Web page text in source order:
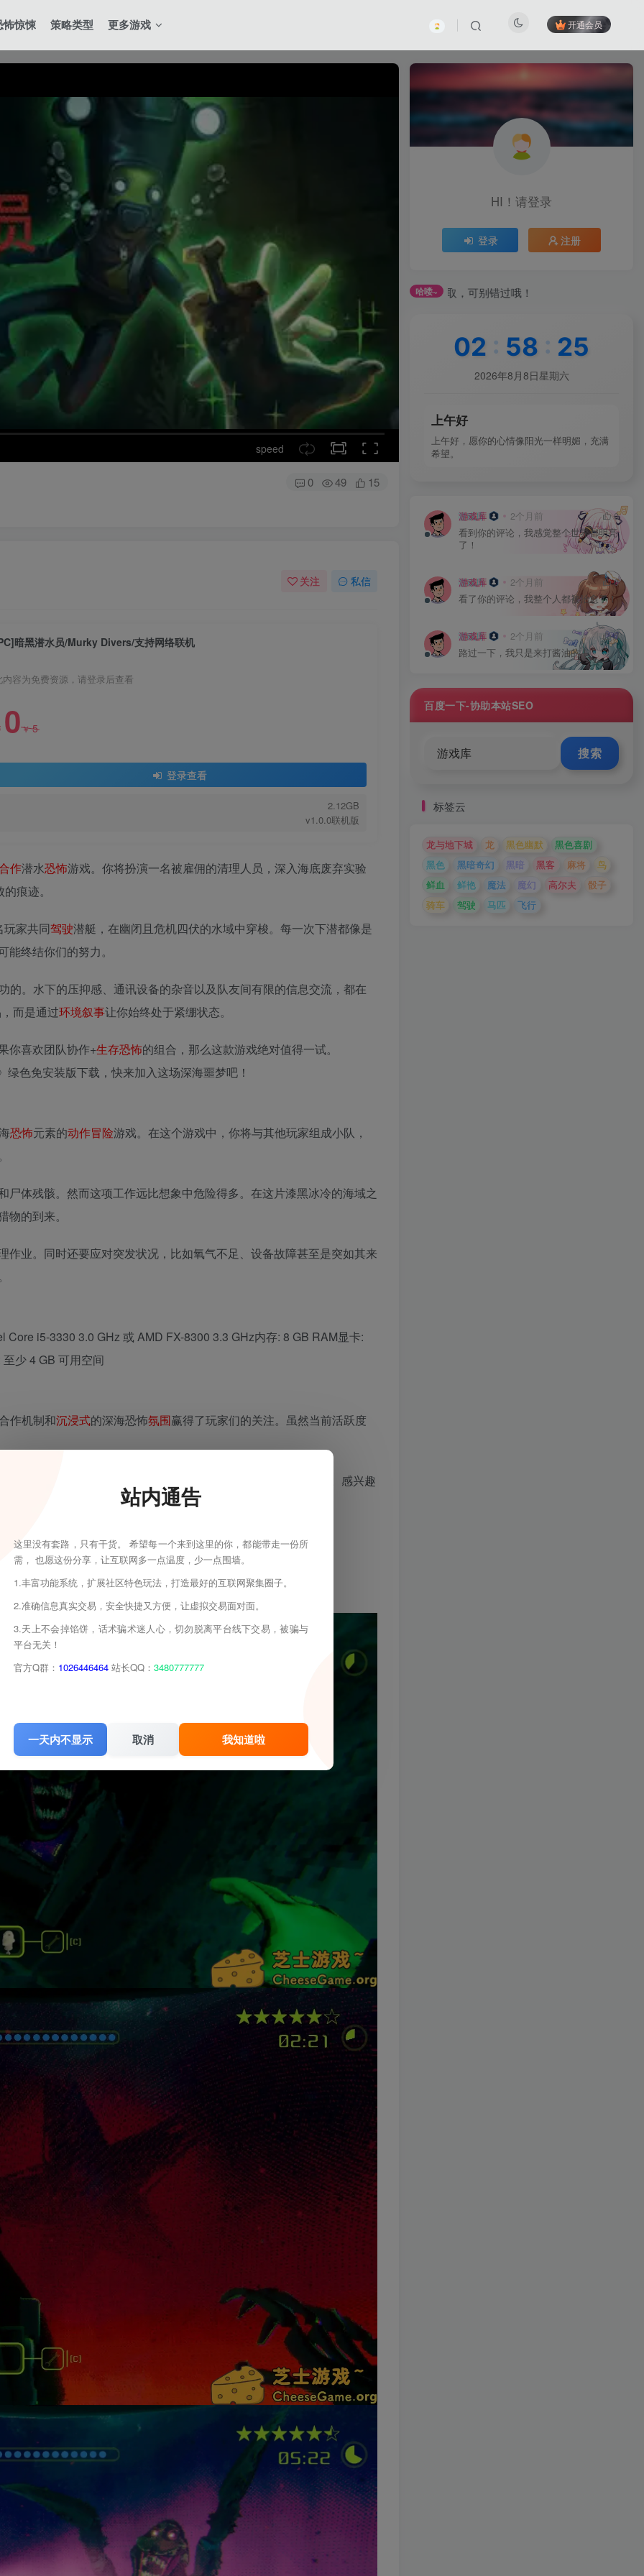
怖惊悚 策略类型 更多游戏 开通会员
speed
0 49 15
关注 私信
暗黑潜水员/Murky Divers/支持网络联机
内容为免费资源，请登录后查看
0￥5
登录查看
2.12GB
v1.0.0联机版
作潜水恐怖游戏。你将扮演一名被雇佣的清理人员，深入海底废弃实验
痕迹。
玩家共同驾驶潜艇，在幽闭且危机四伏的水域中穿梭。每一次下潜都像是
能终结你们的努力。
的。水下的压抑感、通讯设备的杂音以及队友间有限的信息交流，都在
而是通过环境叙事让你始终处于紧绷状态。
你喜欢团队协作+生存恐怖的组合，那么这款游戏绝对值得一试。
色免安装版下载，快来加入这场深海噩梦吧！
恐怖元素的动作冒险游戏。在这个游戏中，你将与其他玩家组成小队，
体残骸。然而这项工作远比想象中危险得多。在这片漆黑冰冷的海域之
的到来。
业。同时还要应对突发状况，比如氧气不足、设备故障甚至是突如其来
i5-3330 3.0 GHz 或 AMD FX-8300 3.3 GHz内存: 8 GB RAM显卡:
少 4 GB 可用空间
作机制和沉浸式的深海恐怖氛围赢得了玩家们的关注。虽然当前活跃度
装版下载，无需繁琐安装即可畅玩这款紧张刺激的海底探险之旅。感兴趣
HI！请登录
登录 注册
哈喽~
全站积分可通过签到和每日任务获取，可别错过哦！
02 : 58 : 27
2026年8月8日星期六
上午好
上午好，愿你的心情像阳光一样明媚，充满
希望。
游戏库 2个月前
0
看到你的评论，我感觉整个世界都明亮
了！
游戏库 2个月前
0
看了你的评论，我整个人都被治愈了！
游戏库 2个月前
0
路过一下，我只是来打酱油的！
百度一下-协助本站SEO
搜索
标签云
龙与地下城 龙 黑色幽默
黑色喜剧
黑色
黑暗奇幻 黑暗 黑客 麻将
鸟
鲜血
鲜艳 魔法 魔幻 高尔夫
骰子
骑车
驾驶 马匹 飞行
站内通告
这里没有套路，只有干货。 希望每一个来到这里的你，都能带走一份所
需， 也愿这份分享，让互联网多一点温度，少一点围墙。
1.丰富功能系统，扩展社区特色玩法，打造最好的互联网聚集圈子。
2.准确信息真实交易，安全快捷又方便，让虚拟交易面对面。
3.天上不会掉馅饼，话术骗术迷人心，切勿脱离平台线下交易，被骗与
平台无关！
官方Q群： 1026446464 站长QQ： 3480777777
一天内不显示 取消 我知道啦